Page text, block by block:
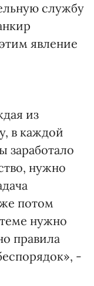
службу
явление
из
в каждой
заработало
нужно
потом
нужно
правила
-